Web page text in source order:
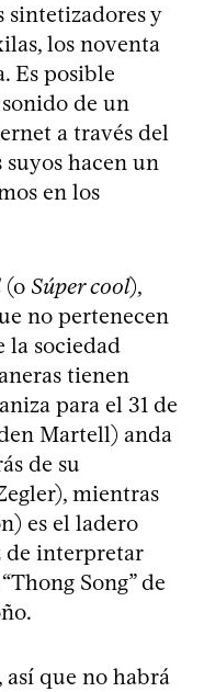
sintetizadores y
los noventa
Es posible
de un
a través del
hacen un
en los
(o Súper cool),
no pertenecen
la sociedad
tienen
para el 31 de
Martell) anda
de su
mientras
es el ladero
de interpretar
Song” de
que no habrá